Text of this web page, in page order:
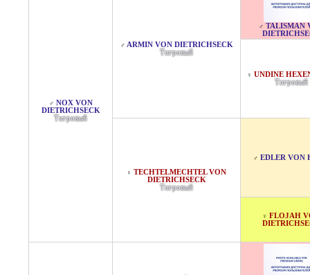
♂ NOX VON
DIETRICHSECK
Тигровый
♂ ARMIN VON DIETRICHSECK
Тигровый
♂ TALISMAN
♀ UNDINE
Тигровый
♀ TECHTELMECHTEL VON
DIETRICHSECK
Тигровый
♂ EDLER VON
♀ FLOJAH